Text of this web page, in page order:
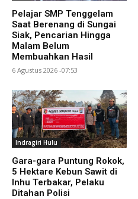
Pelajar SMP Tenggelam
Saat Berenang di Sungai
Siak, Pencarian Hingga
Malam Belum
Membuahkan Hasil
6 Agustus 2026 -07:53
Indragiri Hulu
Gara-gara Puntung Rokok,
5 Hektare Kebun Sawit di
Inhu Terbakar, Pelaku
Ditahan Polisi